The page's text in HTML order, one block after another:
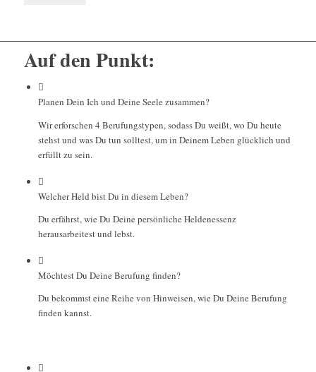
Auf den Punkt:
Planen Dein Ich und Deine Seele zusammen?
Wir erforschen 4 Berufungstypen, sodass Du weißt, wo Du heute
stehst und was Du tun solltest, um in Deinem Leben glücklich und
erfüllt zu sein.
Welcher Held bist Du in diesem Leben?
Du erfährst, wie Du Deine persönliche Heldenessenz
herausarbeitest und lebst.
Möchtest Du Deine Berufung finden?
Du bekommst eine Reihe von Hinweisen, wie Du Deine Berufung
finden kannst.